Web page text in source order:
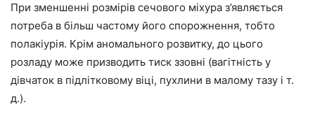
При зменшенні розмірів сечового міхура з’являється
потреба в більш частому його спорожнення, тобто
полакіурія. Крім аномального розвитку, до цього
розладу може призводить тиск ззовні (вагітність у
дівчаток в підлітковому віці, пухлини в малому тазу і т.
д.).